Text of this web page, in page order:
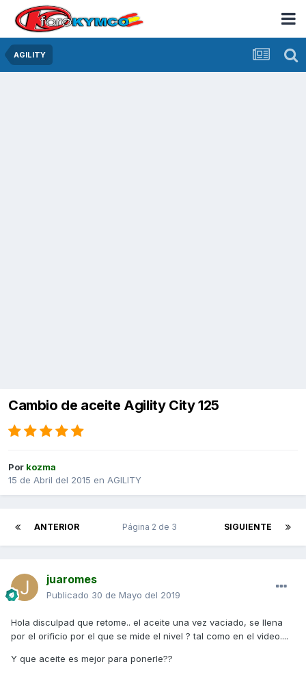
AGILITY
Cambio de aceite Agility City 125
Por kozma
15 de Abril del 2015 en AGILITY
ANTERIOR SIGUIENTE
Página 2 de 3
juaromes
Publicado 30 de Mayo del 2019
Hola disculpad que retome.. el aceite una vez vaciado, se llena
por el orificio por el que se mide el nivel ? tal como en el video....
Y que aceite es mejor para ponerle??